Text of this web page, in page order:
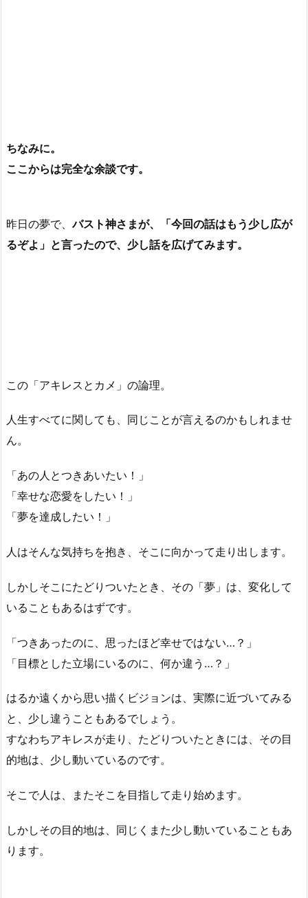
ちなみに。
ここからは完全な余談です。
昨日の夢で、バスト神さまが、「今回の話はもう少し広が
るぞよ」と言ったので、少し話を広げてみます。
この「アキレスとカメ」の論理。
人生すべてに関しても、同じことが言えるのかもしれませ
ん。
「あの人とつきあいたい！」
「幸せな恋愛をしたい！」
「夢を達成したい！」
人はそんな気持ちを抱き、そこに向かって走り出します。
しかしそこにたどりついたとき、その「夢」は、変化して
いることもあるはずです。
「つきあったのに、思ったほど幸せではない…？」
「目標とした立場にいるのに、何か違う…？」
はるか遠くから思い描くビジョンは、実際に近づいてみる
と、少し違うこともあるでしょう。
すなわちアキレスが走り、たどりついたときには、その目
的地は、少し動いているのです。
そこで人は、またそこを目指して走り始めます。
しかしその目的地は、同じくまた少し動いていることもあ
ります。